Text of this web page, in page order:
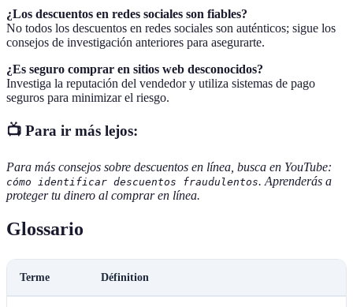
¿Los descuentos en redes sociales son fiables?
No todos los descuentos en redes sociales son auténticos; sigue los
consejos de investigación anteriores para asegurarte.
¿Es seguro comprar en sitios web desconocidos?
Investiga la reputación del vendedor y utiliza sistemas de pago
seguros para minimizar el riesgo.
📺 Para ir más lejos:
Para más consejos sobre descuentos en línea, busca en YouTube:
cómo identificar descuentos fraudulentos. Aprenderás a
proteger tu dinero al comprar en línea.
Glossario
Terme Définition